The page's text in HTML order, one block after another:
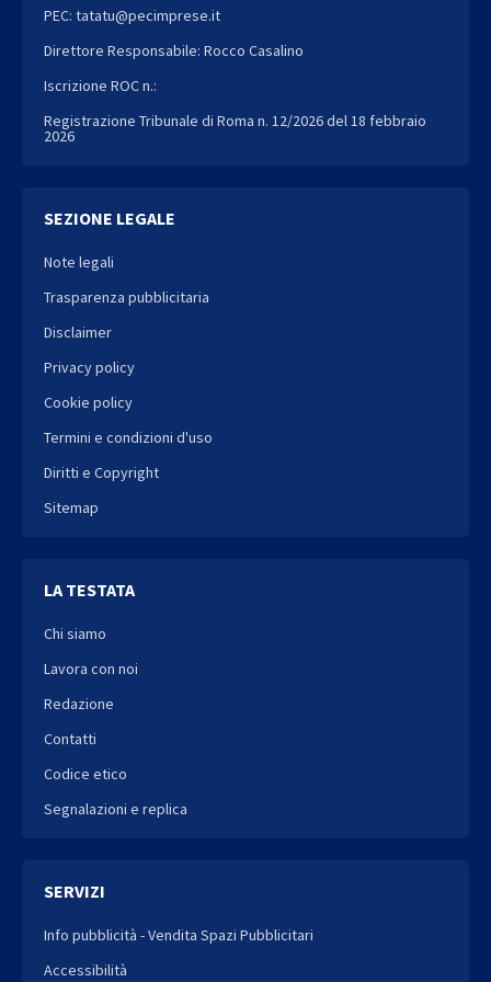
PEC: tatatu@pecimprese.it
Direttore Responsabile: Rocco Casalino
Iscrizione ROC n.:
Registrazione Tribunale di Roma n. 12/2026 del 18 febbraio
2026
SEZIONE LEGALE
Note legali
Trasparenza pubblicitaria
Disclaimer
Privacy policy
Cookie policy
Termini e condizioni d'uso
Diritti e Copyright
Sitemap
LA TESTATA
Chi siamo
Lavora con noi
Redazione
Contatti
Codice etico
Segnalazioni e replica
SERVIZI
Info pubblicità - Vendita Spazi Pubblicitari
Accessibilità